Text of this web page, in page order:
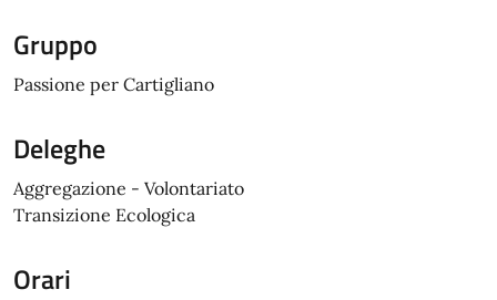
Gruppo
Passione per Cartigliano
Deleghe
Aggregazione - Volontariato
Transizione Ecologica
Orari